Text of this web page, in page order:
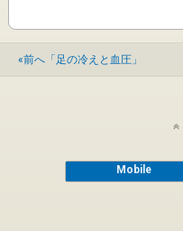
«前へ「足の冷えと血圧」
Mobile